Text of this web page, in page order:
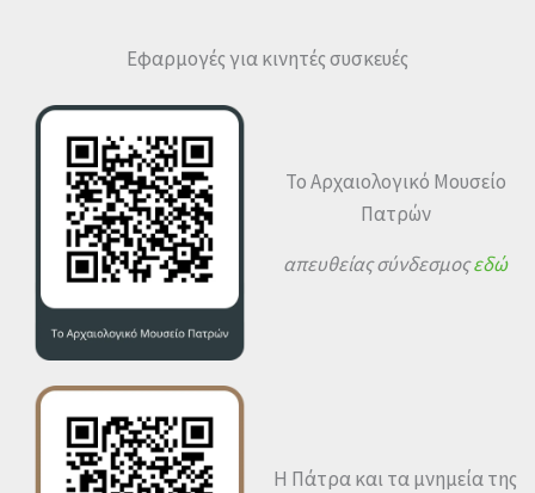
Εφαρμογές για κινητές συσκευές
Το Αρχαιολογικό Μουσείο
Πατρών
απευθείας σύνδεσμοςεδώ
Η Πάτρα και τα μνημεία της